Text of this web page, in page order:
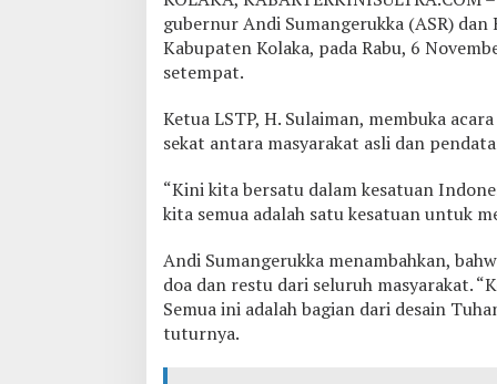
t
e
r
n
M
s
y
a
a
k
a
gubernur Andi Sumangerukka (ASR)
Kabupaten Kolaka, pada Rabu, 6
setempat.
Ketua LSTP, H. Sulaiman, membuka
sekat antara masyarakat asli dan
“Kini kita bersatu dalam kesatuan
kita semua adalah satu kesatuan untuk
Andi Sumangerukka menambahkan,
doa dan restu dari seluruh masyarakat.
Semua ini adalah bagian dari desain
tuturnya.